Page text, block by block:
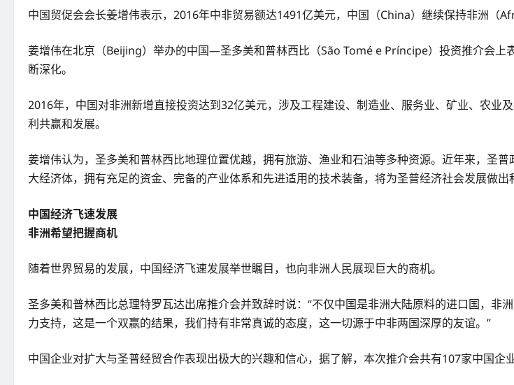
中国贸促会会长姜增伟表示，2016年中非贸易额达1491亿美元，中国（China）继续保持非洲（
姜增伟在北京（Beijing）举办的中国—圣多美和普林西比（São Tomé e Príncipe）投资推介会
断深化。
2016年，中国对非洲新增直接投资达到32亿美元，涉及工程建设、制造业、服务业、矿业、农业
利共赢和发展。
姜增伟认为，圣多美和普林西比地理位置优越，拥有旅游、渔业和石油等多种资源。近年来，圣
大经济体，拥有充足的资金、完备的产业体系和先进适用的技术装备，将为圣普经济社会发展做出
中国经济飞速发展
非洲希望把握商机
随着世界贸易的发展，中国经济飞速发展举世瞩目，也向非洲人民展现巨大的商机。
圣多美和普林西比总理特罗瓦达出席推介会并致辞时说：“不仅中国是非洲大陆原料的进口国，
力支持，这是一个双赢的结果，我们持有非常真诚的态度，这一切源于中非两国深厚的友谊。”
中国企业对扩大与圣普经贸合作表现出极大的兴趣和信心，据了解，本次推介会共有107家中国企